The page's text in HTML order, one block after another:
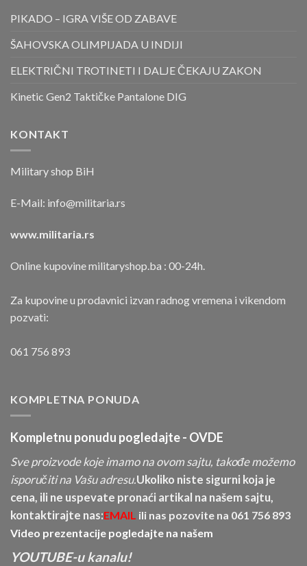
PIKADO – IGRA VIŠE OD ZABAVE
ŠAHOVSKA OLIMPIJADA U INDIJI
ELEKTRIČNI TROTINETI I DALJE ČEKAJU ZAKON
Kinetic Gen2 Taktičke Pantalone DIG
KONTAKT
Military shop BiH
E-Mail: info@militaria.rs
www.militaria.rs
Online kupovine militaryshop.ba : 00-24h.
Za kupovine u prodavnici izvan radnog vremena i vikendom
pozvati:
061 756 893
KOMPLETNA PONUDA
Kompletnu ponudu pogledajte - OVDE
Sve proizvode koje imamo na ovom sajtu, takođe možemo
isporučiti na Vašu adresu.Ukoliko niste sigurni koja je
cena, ili ne uspevate pronaći artikal na našem sajtu,
kontaktirajte nas:EMAIL ili nas pozovite na 061 756 893
Video prezentacije pogledajte na našem
YOUTUBE-u kanalu!